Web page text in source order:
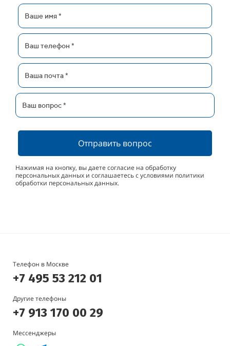
Отправить вопрос
Нажимая на кнопку, вы даете согласие на обработку
персональных данных и соглашаетесь с условиями политики
обработки персональных данных.
Телефон в Москве
+7 495 53 212 01
Другие телефоны
+7 913 170 00 29
Мессенджеры